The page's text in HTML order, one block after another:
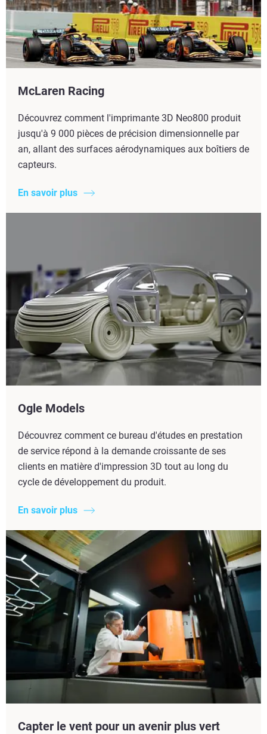
McLaren Racing
Découvrez comment l'imprimante 3D Neo800 produit
jusqu'à 9 000 pièces de précision dimensionnelle par
an, allant des surfaces aérodynamiques aux boîtiers de
capteurs.
En savoir plus
Ogle Models
Découvrez comment ce bureau d'études en prestation
de service répond à la demande croissante de ses
clients en matière d'impression 3D tout au long du
cycle de développement du produit.
En savoir plus
Capter le vent pour un avenir plus vert